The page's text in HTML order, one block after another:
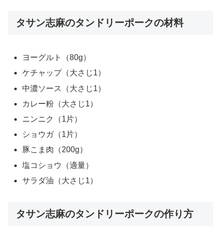
タサン志麻のタンドリーポークの材料
ヨーグルト（80g）
ケチャップ（大さじ1）
中濃ソース（大さじ1）
カレー粉（大さじ1）
ニンニク（1片）
ショウガ（1片）
豚こま肉（200g）
塩コショウ（適量）
サラダ油（大さじ1）
タサン志麻のタンドリーポークの作り方